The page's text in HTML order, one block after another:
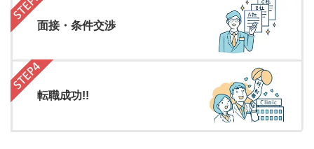
面接・条件交渉
転職成功!!